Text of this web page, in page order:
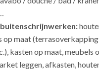
buitenschrijnwerken:
op maat
kasten op maat, meubels
leggen, afkasten,